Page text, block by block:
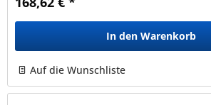
In den Warenkorb
Auf die Wunschliste